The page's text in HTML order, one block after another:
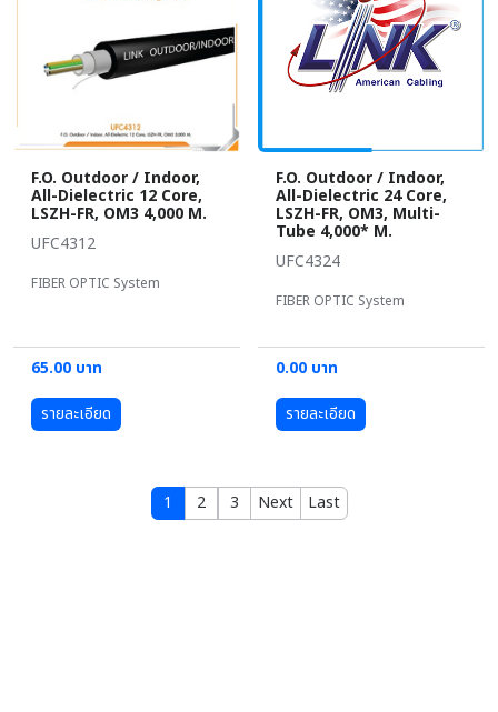
F.O. Outdoor / Indoor,
All-Dielectric 12 Core,
LSZH-FR, OM3 4,000 M.
UFC4312
FIBER OPTIC System
65.00 บาท
รายละเอียด
F.O. Outdoor / Indoor,
All-Dielectric 24 Core,
LSZH-FR, OM3, Multi-
Tube 4,000* M.
UFC4324
FIBER OPTIC System
0.00 บาท
รายละเอียด
1 2 3 Next Last